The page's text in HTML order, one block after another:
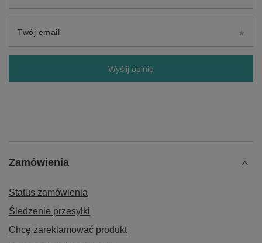
Twój email
Wyślij opinię
Zamówienia
Status zamówienia
Śledzenie przesyłki
Chcę zareklamować produkt